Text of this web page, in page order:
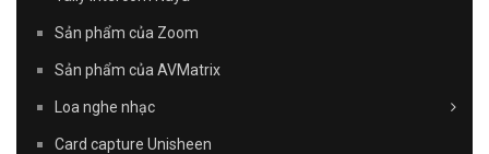
Sản phẩm của Zoom
Sản phẩm của AVMatrix
Loa nghe nhạc
Card capture Unisheen